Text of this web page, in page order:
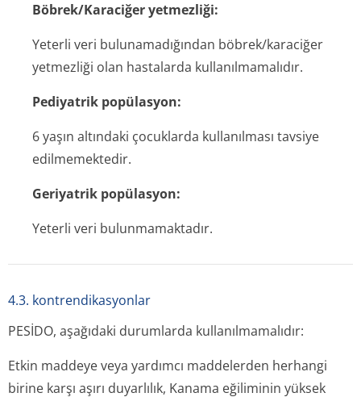
Böbrek/Karaciğer yetmezliği:
Yeterli veri bulunamadığından böbrek/karaciğer
yetmezliği olan hastalarda kullanılmamalıdır.
Pediyatrik popülasyon:
6 yaşın altındaki çocuklarda kullanılması tavsiye
edilmemektedir.
Geriyatrik popülasyon:
Yeterli veri bulunmamaktadır.
4.3. kontrendikasyonlar
PESİDO, aşağıdaki durumlarda kullanılmamalıdır:
Etkin maddeye veya yardımcı maddelerden herhangi
birine karşı aşırı duyarlılık, Kanama eğiliminin yüksek